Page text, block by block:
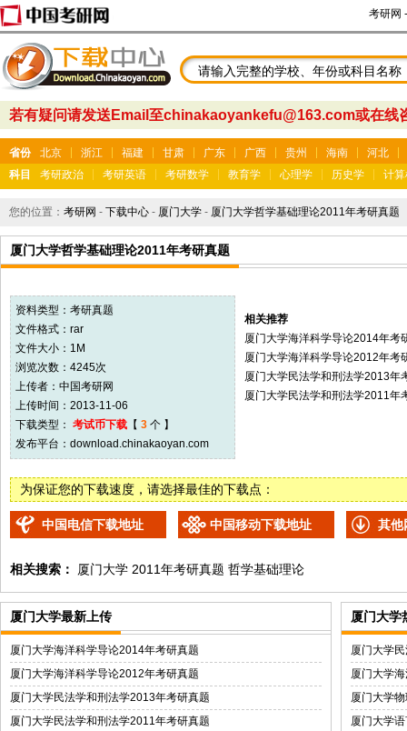
考研网
若有疑问请发送Email至chinakaoyankefu@163.com或在线
省份 北京 浙江 福建 甘肃 广东 广西 贵州 海南
河北
科目
考研政治 考研英语 考研数学 教育学 心理学 历史学 计
您的位置： 考研网 - 下载中心 - 厦门大学 - 厦门大学哲学基础理论2011年考研真题
厦门大学哲学基础理论2011年考研真题
资料类型： 考研真题
文件格式：rar
文件大小：1M
浏览次数：4245次
上传者： 中国考研网
上传时间：2013-11-06
下载类型： 考试币下载 【 3 个 】
发布平台： download.chinakaoyan.com
相关推荐
厦门大学海洋科学导论2014年考
厦门大学海洋科学导论2012年考
厦门大学民法学和刑法学2013年
厦门大学民法学和刑法学2011年
为保证您的下载速度，请选择最佳的下载点：
中国电信下载地址 中国移动下载地址 其他
相关搜索： 厦门大学 2011年考研真题 哲学基础理论
厦门大学最新上传
厦门大学海洋科学导论2014年考研真题
厦门大学海洋科学导论2012年考研真题
厦门大学民法学和刑法学2013年考研真题
厦门大学民法学和刑法学2011年考研真题
厦门大学
厦门大学
厦门大学
厦门大学
厦门大学